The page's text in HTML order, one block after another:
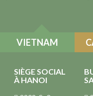
VIETNAM
SIÈGE SOCIAL
À HANOI